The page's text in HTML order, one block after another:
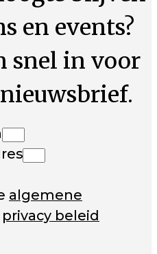
en events?
snel in voor
algemene
privacy beleid